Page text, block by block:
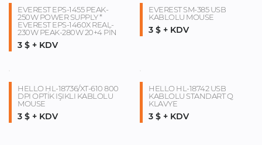
EVEREST EPS-1455 PEAK-
250W POWER SUPPLY *
EVEREST EPS-1460X REAL-
230W PEAK-280W 20+4 PİN
3 $ + KDV
EVEREST SM-385 USB
KABLOLU MOUSE
3 $ + KDV
HELLO HL-18736/XT-610 800
DPI OPTİK IŞIKLI KABLOLU
MOUSE
3 $ + KDV
HELLO HL-18742 USB
KABLOLU STANDART Q
KLAVYE
3 $ + KDV